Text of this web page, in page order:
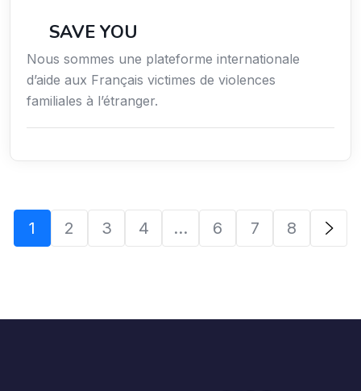
SAVE YOU
Nous sommes une plateforme internationale
d’aide aux Français victimes de violences
familiales à l’étranger.
1 2 3 4 … 6 7 8